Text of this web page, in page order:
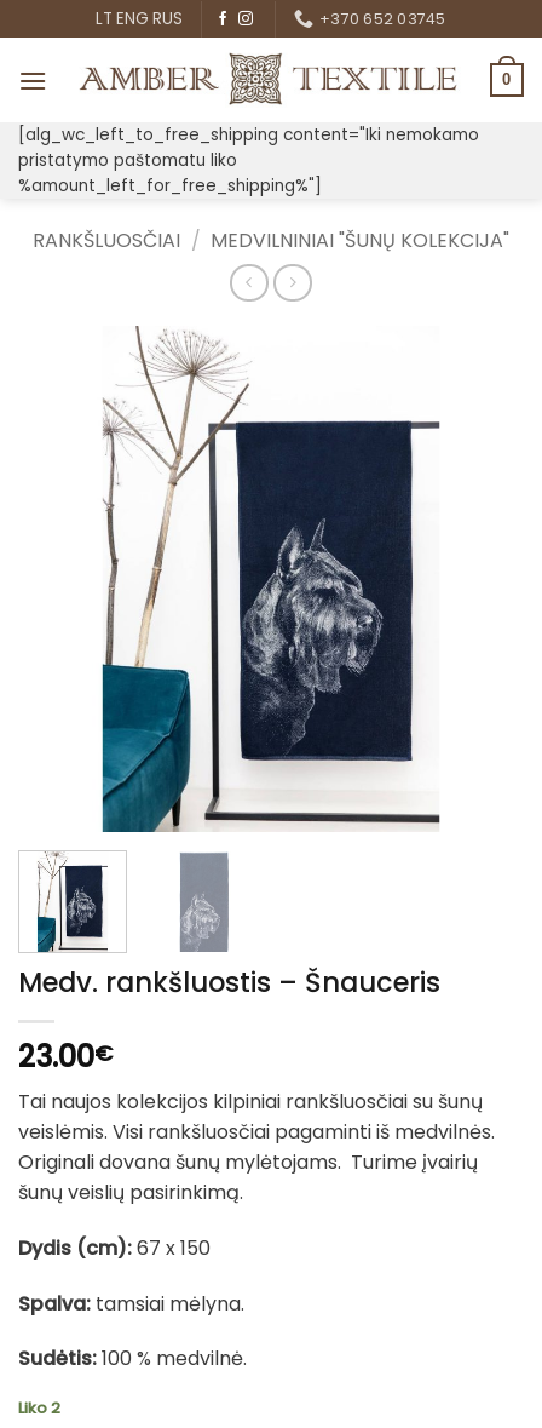
to
content
LT ENG RUS +370 652 03745
0
[alg_wc_left_to_free_shipping content="Iki nemokamo
pristatymo paštomatu liko
%amount_left_for_free_shipping%"]
RANKŠLUOSČIAI / MEDVILNINIAI "ŠUNŲ KOLEKCIJA"
Medv. rankšluostis – Šnauceris
23.00€
Tai naujos kolekcijos kilpiniai rankšluosčiai su šunų
veislėmis. Visi rankšluosčiai pagaminti iš medvilnės.
Originali dovana šunų mylėtojams. Turime įvairių
šunų veislių pasirinkimą.
Dydis (cm):67 x 150
Spalva: tamsiai mėlyna.
Sudėtis:100 % medvilnė.
Liko 2